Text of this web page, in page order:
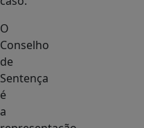
O
Conselho
de
Sentença
é
a